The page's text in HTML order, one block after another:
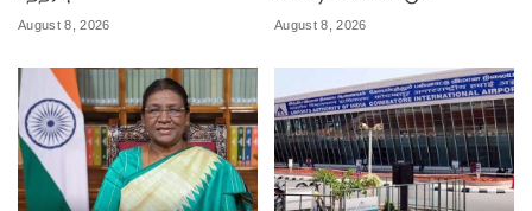
August 8, 2026 August 8, 2026